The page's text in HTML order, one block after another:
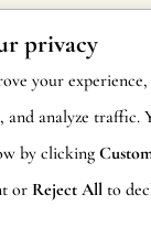
Información
productos
privacy
your
analyze traffic.
by clicking
or Reject All to